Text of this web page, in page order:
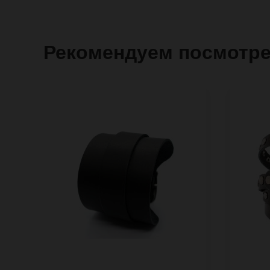
Рекомендуем